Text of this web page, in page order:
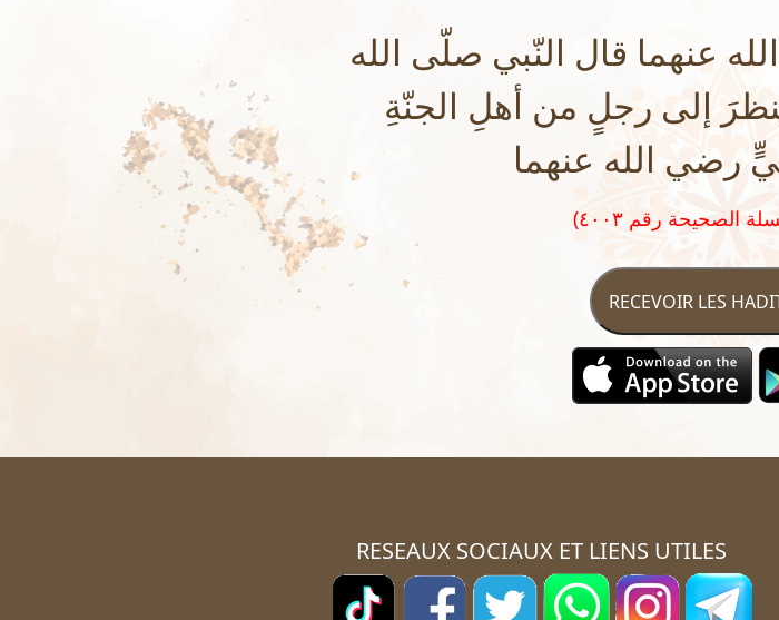
عنهما قال النّبي صلّى الله
إلى رجلٍ من أهلِ الجنّةِ
رضي الله عنهما
RECEVOIR LES
RESEAUX SOCIAUX ET LIENS UTILES